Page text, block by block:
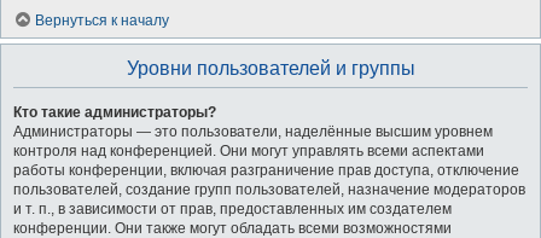
Вернуться к началу
Уровни пользователей и группы
Кто такие администраторы?
Администраторы — это пользователи, наделённые высшим уровнем
контроля над конференцией. Они могут управлять всеми аспектами
работы конференции, включая разграничение прав доступа, отключение
пользователей, создание групп пользователей, назначение модераторов
и т. п., в зависимости от прав, предоставленных им создателем
конференции. Они также могут обладать всеми возможностями